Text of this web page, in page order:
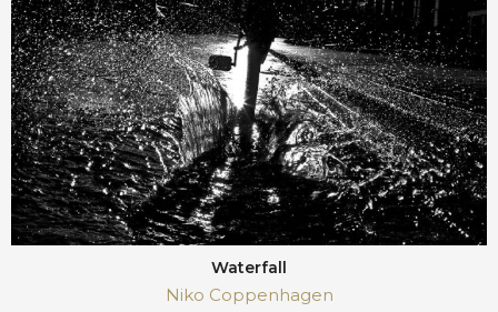
Waterfall
Niko Coppenhagen